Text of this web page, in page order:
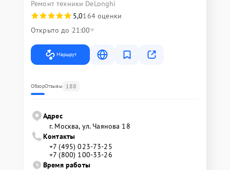
Ремонт техники DeLonghi
5,0164 оценки
Открыто до 21:00
Маршрут
ОбзорОтзывы 188
Адрес
г. Москва, ул. Чаянова 18
Контакты
+7 (495) 023-73-25
+7 (800) 100-33-26
Время работы